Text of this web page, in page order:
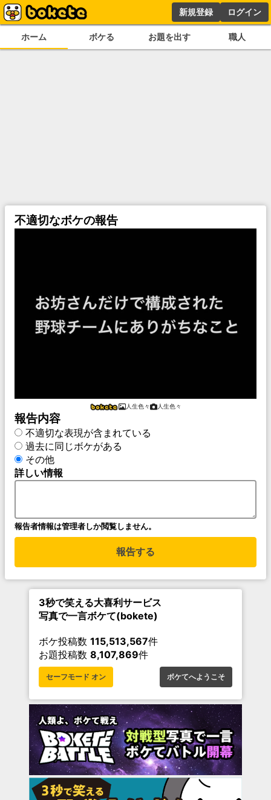
新規登録 ログイン
ホーム ボケる お題を出す 職人
不適切なボケの報告
人生色々 人生色々
報告内容
不適切な表現が含まれている
過去に同じボケがある
その他
詳しい情報
報告者情報は管理者しか閲覧しません。
報告する
3秒で笑える大喜利サービス
写真で一言ボケて(bokete)
ボケ投稿数 115,513,567件
お題投稿数 8,107,869件
セーフモード オン ボケてへようこそ